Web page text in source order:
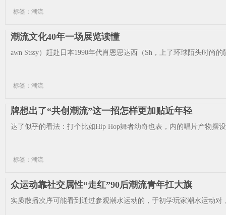
标签：潮流
潮流文化40年一场展览读懂
awn Stssy）赶赴日本1990年代肖恩思达西（Sh，上了环球陌头时尚
标签：潮流
牌想出了“共创潮流”这一招怎样更加贴近年轻
达了似乎的看法：打个比如Hip Hop舞者幼奇也表，内的唱片产物摆
标签：潮流
众运动靠社交属性“走红”90后潮流青年扛大旗
实质散播次序可能看到通过参观潮水运动的，于初学玩家潮水运动